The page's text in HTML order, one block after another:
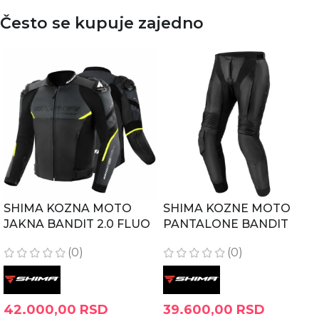
Često se kupuje zajedno
SHIMA KOZNA MOTO
JAKNA BANDIT 2.0 FLUO
(0)
42.000,00 RSD
SHIMA KOZNE MOTO
PANTALONE BANDIT
(0)
39.600,00 RSD